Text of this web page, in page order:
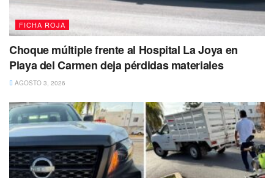
Galaxia del Carmen 2.
Por lo anterior, los asegurados fueron puestos a
disposición de laFiscalía General de la Repúblicadonde
determinarán su situación legal.
FICHA ROJA
Choque múltiple frente al Hospital La Joya en
Playa del Carmen deja pérdidas materiales
AGOSTO 3, 2026